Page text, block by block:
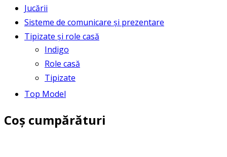
Jucării
Sisteme de comunicare și prezentare
Tipizate și role casă
Indigo
Role casă
Tipizate
Top Model
Coș cumpărături